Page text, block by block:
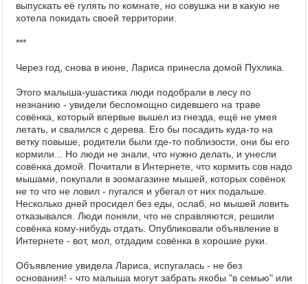
выпускать её гулять по комнате, но совушка ни в какую не
хотела покидать своей территории.
***
Через год, снова в июне, Лариса принесла домой Пухлика.
Этого малыша-ушастика люди подобрали в лесу по
незнанию - увидели беспомощно сидевшего на траве
совёнка, который впервые вышел из гнезда, ещё не умея
летать, и свалился с дерева. Его бы посадить куда-то на
ветку повыше, родители были где-то поблизости, они бы его
кормили... Но люди не знали, что нужно делать, и унесли
совёнка домой. Почитали в Интернете, что кормить сов надо
мышами, покупали в зоомагазине мышей, которых совёнок
не то что не ловил - пугался и убегал от них подальше.
Несколько дней просидел без еды, ослаб, но мышей ловить
отказывался. Люди поняли, что не справляются, решили
совёнка кому-нибудь отдать. Опубликовали объявление в
Интернете - вот, мол, отдадим совёнка в хорошие руки.
Объявление увидела Лариса, испугалась - не без
основания! - что малыша могут забрать якобы "в семью" или